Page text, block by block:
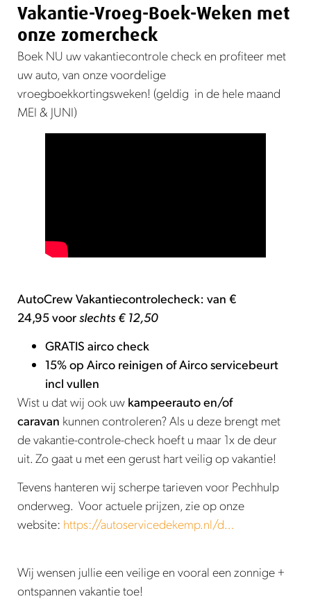
Vakantie-Vroeg-Boek-Weken met
onze zomercheck
Boek NU uw vakantiecontrole check en profiteer met
uw auto, van onze voordelige
vroegboekkortingsweken! (geldig in de hele maand
MEI & JUNI)
AutoCrew Vakantiecontrolecheck: van €
24,95 voor slechts € 12,50
GRATIS airco check
15% op Airco reinigen of Airco servicebeurt
incl vullen
Wist u dat wij ook uw kampeerauto en/of
caravan kunnen controleren? Als u deze brengt met
de vakantie-controle-check hoeft u maar 1x de deur
uit. Zo gaat u met een gerust hart veilig op vakantie!
Tevens hanteren wij scherpe tarieven voor Pechhulp
onderweg. Voor actuele prijzen, zie op onze
website: https://autoservicedekemp.nl/d…
Wij wensen jullie een veilige en vooral een zonnige +
ontspannen vakantie toe!